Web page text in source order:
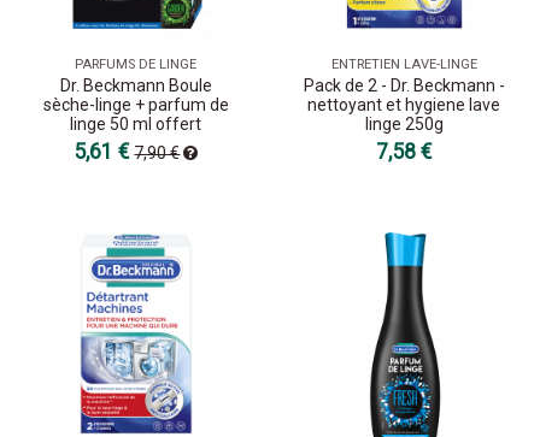
PARFUMS DE LINGE
Dr. Beckmann Boule
sèche-linge + parfum de
linge 50 ml offert
5,61 €7,90 €
ENTRETIEN LAVE-LINGE
Pack de 2 - Dr. Beckmann -
nettoyant et hygiene lave
linge 250g
7,58 €